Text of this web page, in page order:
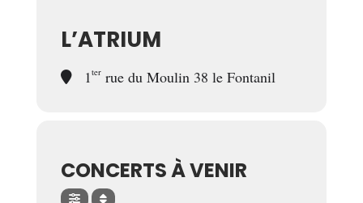
L’ATRIUM
1terrue du Moulin 38 le Fontanil
CONCERTS À VENIR